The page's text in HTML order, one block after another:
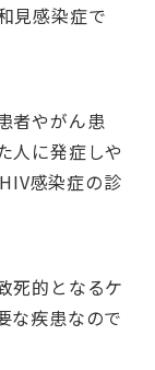
見感染症で
者やがん患
人に発症しや
感染症の診
死的となるケ
な疾患なので